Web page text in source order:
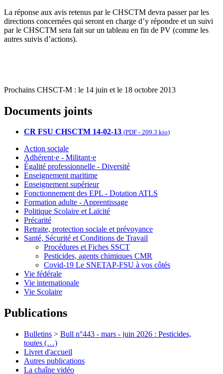
La réponse aux avis retenus par le CHSCTM devra passer par les
directions concernées qui seront en charge d’y répondre et un suivi
par le CHSCTM sera fait sur un tableau en fin de PV (comme les
autres suivis d’actions).
Prochains CHSCT-M : le 14 juin et le 18 octobre 2013
Documents joints
CR FSU CHSCTM 14-02-13 (PDF - 209.3 kio)
Action sociale
Adhérent·e - Militant·e
Égalité professionnelle - Diversité
Enseignement maritime
Enseignement supérieur
Fonctionnement des EPL - Dotation ATLS
Formation adulte - Apprentissage
Politique Scolaire et Laïcité
Précarité
Retraite, protection sociale et prévoyance
Santé, Sécurité et Conditions de Travail
Procédures et Fiches SSCT
Pesticides, agents chimiques CMR
Covid-19 Le SNETAP-FSU à vos côtés
Vie fédérale
Vie internationale
Vie Scolaire
Publications
Bulletins > Bull n°443 - mars - juin 2026 : Pesticides,
toutes (…)
Livret d'accueil
Autres publications
La chaîne vidéo